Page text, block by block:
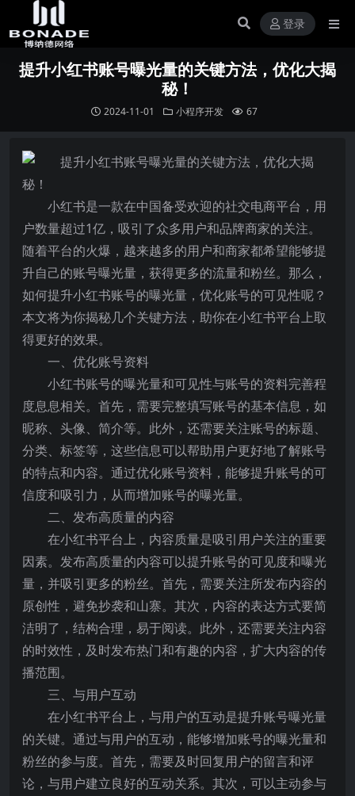
登录
提升小红书账号曝光量的关键方法，优化大揭
秘！
2024-11-01 小程序开发 67
小红书是一款在中国备受欢迎的社交电商平台，用
户数量超过1亿，吸引了众多用户和品牌商家的关注。
随着平台的火爆，越来越多的用户和商家都希望能够提
升自己的账号曝光量，获得更多的流量和粉丝。那么，
如何提升小红书账号的曝光量，优化账号的可见性呢？
本文将为你揭秘几个关键方法，助你在小红书平台上取
得更好的效果。
一、优化账号资料
小红书账号的曝光量和可见性与账号的资料完善程
度息息相关。首先，需要完整填写账号的基本信息，如
昵称、头像、简介等。此外，还需要关注账号的标题、
分类、标签等，这些信息可以帮助用户更好地了解账号
的特点和内容。通过优化账号资料，能够提升账号的可
信度和吸引力，从而增加账号的曝光量。
二、发布高质量的内容
在小红书平台上，内容质量是吸引用户关注的重要
因素。发布高质量的内容可以提升账号的可见度和曝光
量，并吸引更多的粉丝。首先，需要关注所发布内容的
原创性，避免抄袭和山寨。其次，内容的表达方式要简
洁明了，结构合理，易于阅读。此外，还需要关注内容
的时效性，及时发布热门和有趣的内容，扩大内容的传
播范围。
三、与用户互动
在小红书平台上，与用户的互动是提升账号曝光量
的关键。通过与用户的互动，能够增加账号的曝光量和
粉丝的参与度。首先，需要及时回复用户的留言和评
论，与用户建立良好的互动关系。其次，可以主动参与